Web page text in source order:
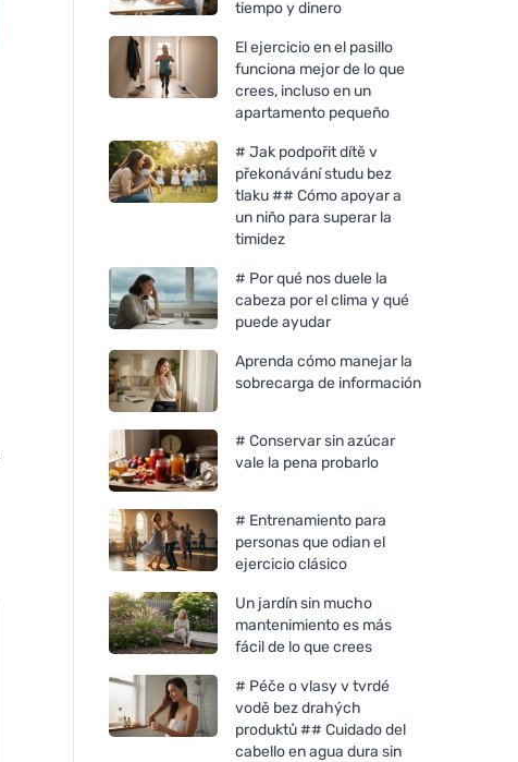
tiempo y dinero
El ejercicio en el pasillo
funciona mejor de lo que
crees, incluso en un
apartamento pequeño
# Jak podpořit dítě v
překonávání studu bez
tlaku ## Cómo apoyar a
un niño para superar la
timidez
# Por qué nos duele la
cabeza por el clima y qué
puede ayudar
Aprenda cómo manejar la
sobrecarga de información
# Conservar sin azúcar
vale la pena probarlo
# Entrenamiento para
personas que odian el
ejercicio clásico
Un jardín sin mucho
mantenimiento es más
fácil de lo que crees
# Péče o vlasy v tvrdé
vodě bez drahých
produktů ## Cuidado del
cabello en agua dura sin